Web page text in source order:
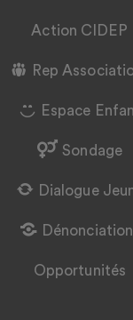
Action CIDEP
Rep
Espace
Sondage
Dialogue
Opportunités